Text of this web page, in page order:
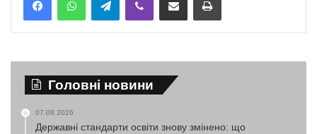
Головні новини
07.08.2026
Державні стандарти освіти знову змінено: що